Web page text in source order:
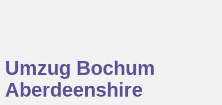
Umzug Bochum
Aberdeenshire